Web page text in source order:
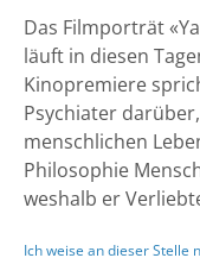
Das Filmporträt
läuft in diesen
Kinopremiere
Psychiater
menschlichen
Philosophie
weshalb er
Ich weise an dieser Stelle